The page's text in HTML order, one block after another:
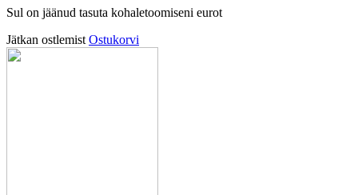
Sul on jäänud tasuta kohaletoomiseni eurot
Jätkan ostlemist Ostukorvi